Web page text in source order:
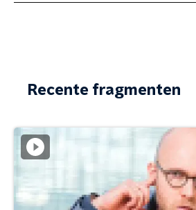
Recente fragmenten